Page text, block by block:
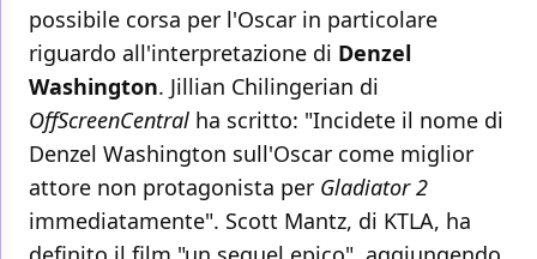
possibile corsa per l'Oscar in particolare
riguardo all'interpretazione di Denzel
Washington. Jillian Chilingerian di
OffScreenCentral ha scritto: "Incidete il nome di
Denzel Washington sull'Oscar come miglior
attore non protagonista per Gladiator 2
immediatamente". Scott Mantz, di KTLA, ha